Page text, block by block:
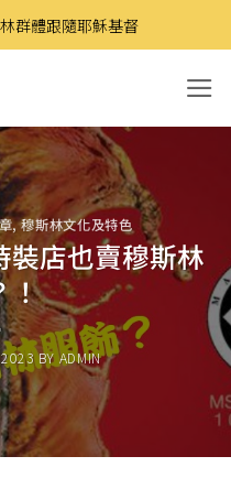
群體跟隨耶穌基督
,穆斯林文化及特色
店也賣穆斯林
！
BYADMIN